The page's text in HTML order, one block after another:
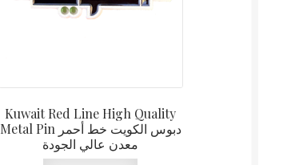
Kuwait Red Line High Quality
Metal Pin دبوس الكويت خط أحمر
معدن عالي الجودة